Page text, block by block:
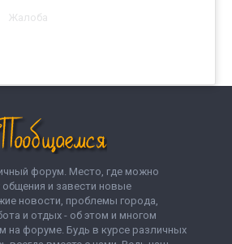
Жалоба
форум. Место, где можно
и завести новые
новости, проблемы города,
и отдых - об этом и многом
на форуме. Будь в курсе различных